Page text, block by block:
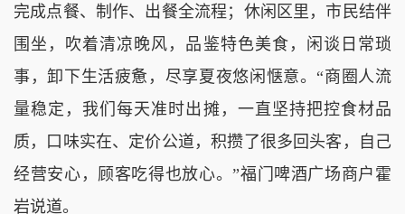
完成点餐、制作、出餐全流程；休闲区里，市民结伴
围坐，吹着清凉晚风，品鉴特色美食，闲谈日常琐
事，卸下生活疲惫，尽享夏夜悠闲惬意。“商圈人流
量稳定，我们每天准时出摊，一直坚持把控食材品
质，口味实在、定价公道，积攒了很多回头客，自己
经营安心，顾客吃得也放心。”福门啤酒广场商户霍
岩说道。